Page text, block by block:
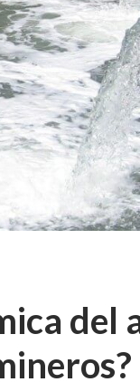
del